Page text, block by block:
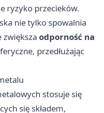
ryzyko przecieków.
nie tylko spowalnia
zwiększa odporność na
przedłużając
stosuje się
się składem,